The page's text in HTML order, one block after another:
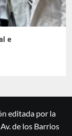
e
editada por la
de los Barrios